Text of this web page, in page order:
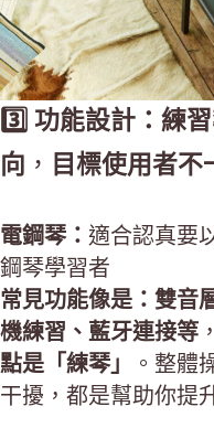
3️⃣ 功能設計：練
向 ， 目標使用者不
電鋼琴： 適合認真要
鋼琴學習者
常見功能像是：雙音
機練習、藍牙連接等
點是「練琴」
。整體
干擾，都是幫助你提